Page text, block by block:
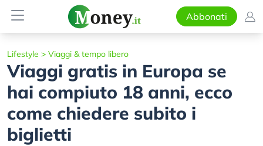
Abbonati
Lifestyle > Viaggi & tempo libero
Viaggi gratis in Europa se
hai compiuto 18 anni, ecco
come chiedere subito i
biglietti